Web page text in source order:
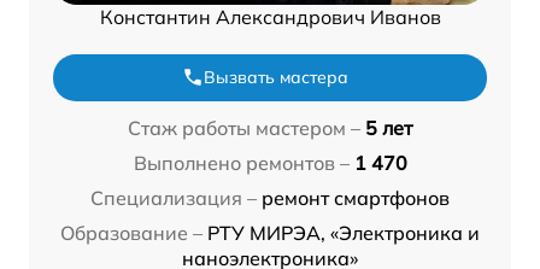
Константин Александрович Иванов
Вызвать мастера
Стаж работы мастером – 5 лет
Выполнено ремонтов – 1 470
Специализация – ремонт смартфонов
Образование – РТУ МИРЭА, «Электроника и
наноэлектроника»